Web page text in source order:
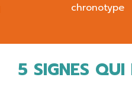
chronotype
5 SIGNES